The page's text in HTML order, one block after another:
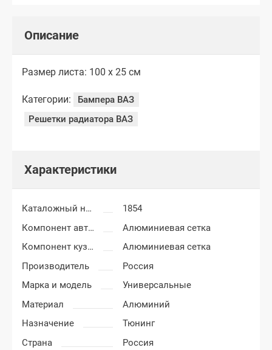
Описание
Размер листа: 100 х 25 см
Категории:
Бампера ВАЗ
Решетки радиатора ВАЗ
Характеристики
Каталожный номер
1854
Компонент автоаксессуаров
Алюминиевая сетка
Компонент кузова
Алюминиевая сетка
Производитель
Россия
Марка и модель
Универсальные
Материал
Алюминий
Назначение
Тюнинг
Страна
Россия